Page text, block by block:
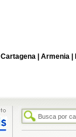
Cartagena | Armenia |